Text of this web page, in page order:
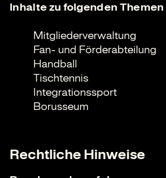
Inhalte zu folgenden
Mitgliederverwaltung
Fan- und Förderabteilung
Handball
Tischtennis
Integrationssport
Borusseum
Rechtliche Hinweise